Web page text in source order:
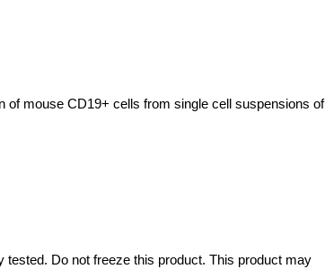
mouse CD19+ cells from single cell suspensions of
tested. Do not freeze this product. This product may